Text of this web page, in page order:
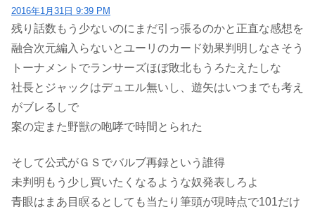
2016年1月31日 9:39 PM
残り話数もう少ないのにまだ引っ張るのかと正直な感想を
融合次元編入らないとユーリのカード効果判明しなさそう
トーナメントでランサーズほぼ敗北もうろたえたしな
社長とジャックはデュエル無いし、遊矢はいつまでも考え
がブレるしで
案の定また野獣の咆哮で時間とられた
そして公式がＧＳでバルブ再録という誰得
未判明もう少し買いたくなるような奴発表しろよ
青眼はまあ目瞑るとしても当たり筆頭が現時点で101だけ